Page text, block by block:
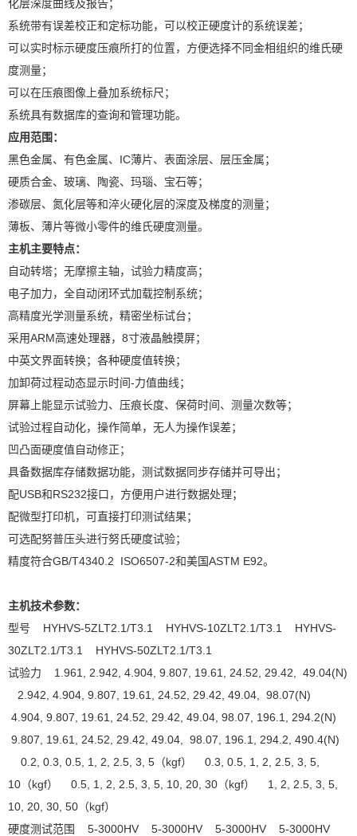
化层深度曲线及报告；
系统带有误差校正和定标功能，可以校正硬度计的系统误差；
可以实时标示硬度压痕所打的位置，方便选择不同金相组织的维氏硬
度测量；
可以在压痕图像上叠加系统标尺；
系统具有数据库的查询和管理功能。
应用范围：
黑色金属、有色金属、IC薄片、表面涂层、层压金属；
硬质合金、玻璃、陶瓷、玛瑙、宝石等；
渗碳层、氮化层等和淬火硬化层的深度及梯度的测量；
薄板、薄片等微小零件的维氏硬度测量。
主机主要特点：
自动转塔；无摩擦主轴，试验力精度高；
电子加力，全自动闭环式加载控制系统；
高精度光学测量系统，精密坐标试台；
采用ARM高速处理器，8寸液晶触摸屏；
中英文界面转换；各种硬度值转换；
加卸荷过程动态显示时间-力值曲线；
屏幕上能显示试验力、压痕长度、保荷时间、测量次数等；
试验过程自动化，操作简单，无人为操作误差；
凹凸面硬度值自动修正；
具备数据库存储数据功能，测试数据同步存储并可导出；
配USB和RS232接口，方便用户进行数据处理；
配微型打印机，可直接打印测试结果；
可选配努普压头进行努氏硬度试验；
精度符合GB/T4340.2 ISO6507-2和美国ASTM E92。
主机技术参数：
型号 HYHVS-5ZLT2.1/T3.1 HYHVS-10ZLT2.1/T3.1 HYHVS-
30ZLT2.1/T3.1 HYHVS-50ZLT2.1/T3.1
试验力 1.961, 2.942, 4.904, 9.807, 19.61, 24.52, 29.42, 49.04(N)
2.942, 4.904, 9.807, 19.61, 24.52, 29.42, 49.04, 98.07(N)
4.904, 9.807, 19.61, 24.52, 29.42, 49.04, 98.07, 196.1, 294.2(N)
9.807, 19.61, 24.52, 29.42, 49.04, 98.07, 196.1, 294.2, 490.4(N)
0.2, 0.3, 0.5, 1, 2, 2.5, 3, 5（kgf） 0.3, 0.5, 1, 2, 2.5, 3, 5,
10（kgf） 0.5, 1, 2, 2.5, 3, 5, 10, 20, 30（kgf） 1, 2, 2.5, 3, 5,
10, 20, 30, 50（kgf）
硬度测试范围 5-3000HV 5-3000HV 5-3000HV 5-3000HV
X